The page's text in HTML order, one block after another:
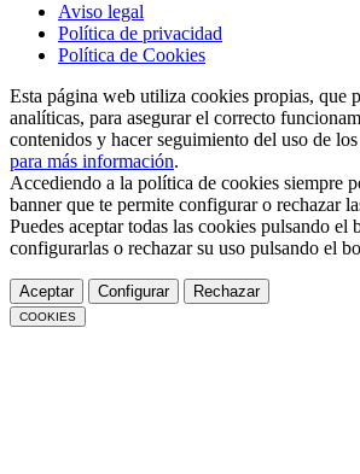
Aviso legal
Política de privacidad
Política de Cookies
Esta página web utiliza cookies propias, que
analíticas, para asegurar el correcto
contenidos y hacer seguimiento del uso de
para más información.
Accediendo a la política de cookies siempre
banner que te permite configurar o rechazar
Puedes aceptar todas las cookies pulsando el
configurarlas o rechazar su uso pulsando el
Aceptar Configurar Rechazar
COOKIES